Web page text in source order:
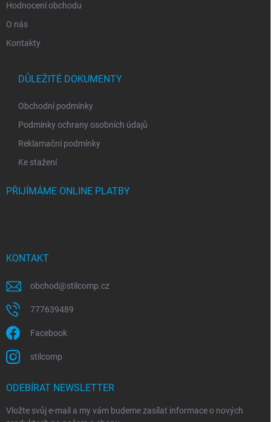
Hodnocení obchodu
O nás
Kontakty
DŮLEŽITÉ DOKUMENTY
Obchodní podmínky
Podmínky ochrany osobních údajů
Reklamační podmínky
Ke stažení
PŘIJÍMÁME ONLINE PLATBY
KONTAKT
obchod@stilcomp.cz
777639489
Facebook
stilcomp
ODEBÍRAT NEWSLETTER
Vložte svůj e-mail a my vám budeme zasílat informace o nových